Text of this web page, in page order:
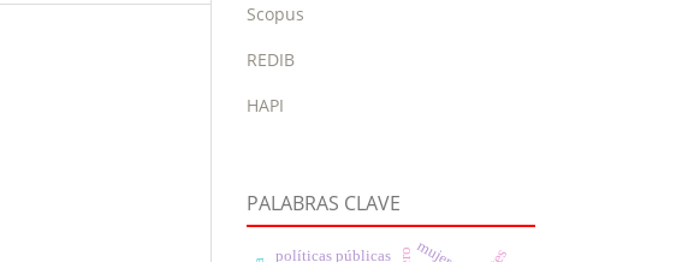
Scopus
REDIB
HAPI
PALABRAS CLAVE
políticas públicas